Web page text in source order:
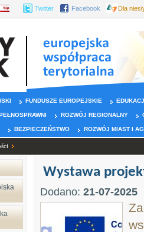
BIP Twitter Facebook Dla
FUNDUSZE EUROPEJSKIE
ROZWÓJ REGIONALNY
BEZPIECZEŃSTWO ROZWÓJ MIAST I
Wystawa
Dodano: 21-07-2025